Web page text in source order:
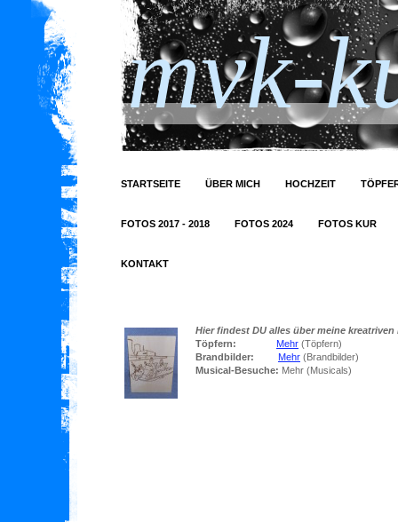
mvk-
STARTSEITE ÜBER MICH HOCHZEIT
FOTOS 2017 - 2018 FOTOS 2024 FOTOS KUR
KONTAKT
Hier findest DU alles über meine
Töpfern:
Mehr (Töpfern)
Brandbilder:
Mehr (Brandbilder)
Musical-Besuche: Mehr (Musicals)